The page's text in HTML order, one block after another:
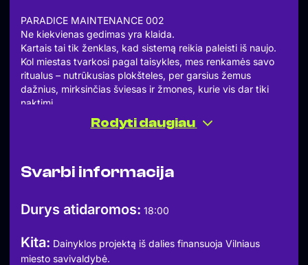
PARADICE MAINTENANCE 002
Ne kiekvienas gedimas yra klaida.
Kartais tai tik ženklas, kad sistemą reikia paleisti iš naujo.
Kol miestas tvarkosi pagal taisykles, mes renkamės savo
ritualus – nutrūkusias plokšteles, per garsius žemus
dažnius, mirksinčias šviesas ir žmones, kurie vis dar tiki
naktimi.
Jokių remonto darbų nebus.
MINCORE
Paradice Maintenance.
ENTRY FREE
T. KOSCIU6KOS 1
Rodyti daugiau
Svarbi informacija
Durys atidaromos: 18:00
Kita: Dainyklos projektą iš dalies finansuoja Vilniaus
miesto savivaldybė.